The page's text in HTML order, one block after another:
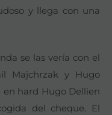
y llega con una
se las vería con el
Majchrzak y Hugo
en hard Hugo Dellien
del cheque. El